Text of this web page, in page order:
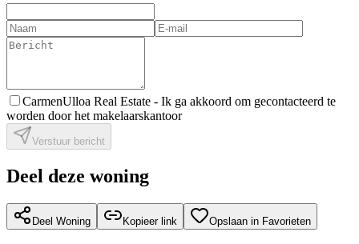
CarmenUlloa Real Estate - Ik ga akkoord om gecontacteerd te
worden door het makelaarskantoor
Verstuur bericht
Deel deze woning
Deel Woning Kopieer link Opslaan in Favorieten